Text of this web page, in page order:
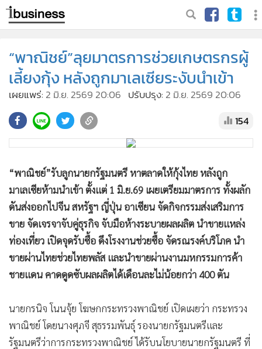
“พาณิชย์”ลุยมาตรการช่วยเกษตรกรผู้
เลี้ยงกุ้ง หลังถูกมาเลเซียระงับนำเข้า
เผยแพร่: 2 มิ.ย. 2569 20:06 ปรับปรุง: 2 มิ.ย. 2569 20:06
154
“พาณิชย์”รับลูกนายกรัฐมนตรี หาตลาดให้กุ้งไทย หลังถูก
มาเลเซียห้ามนำเข้า ตั้งแต่ 1 มิ.ย.69 เผยเตรียมมาตรการ ทั้งผลัก
ดันส่งออกไปจีน สหรัฐฯ ญี่ปุ่น อาเซียน จัดกิจกรรมส่งเสริมการ
ขาย จัดเจรจาจับคู่ธุรกิจ จับมือห้างระบายผลผลิต นำขายแหล่ง
ท่องเที่ยว เปิดจุดรับซื้อ ดึงโรงงานช่วยซื้อ จัดรณรงค์บริโภค นำ
ขายผ่านไทยช่วยไทยพลัส และนำขายผ่านงานมหกรรมการค้า
ชายแดน คาดดูดซับผลผลิตได้เดือนละไม่น้อยกว่า 400 ตัน
นายกรนิจ โนนจุ้ย โฆษกกระทรวงพาณิชย์ เปิดเผยว่า กระทรวง
พาณิชย์ โดยนางศุภจี สุธรรมพันธุ์ รองนายกรัฐมนตรีและ
รัฐมนตรีว่าการกระทรวงพาณิชย์ ได้รับนโยบายนายกรัฐมนตรี ที่